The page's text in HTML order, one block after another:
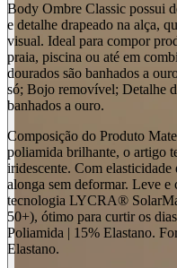
Body Ombre Classic possui
e detalhe drapeado na alça,
visual. Ideal para compor
praia, piscina ou até em
dourados são banhados a
só; Bojo removível; Detalhe
banhados a ouro.
Composição do Produto
poliamida brilhante, o artigo
iridescente. Com
alonga sem deformar. Leve
tecnologia LYCRA®
50+), ótimo para curtir os
Poliamida | 15% Elastano.
Elastano.